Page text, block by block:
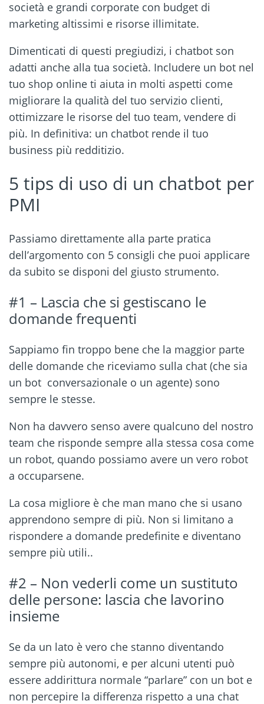
società e grandi corporate con budget di
marketing altissimi e risorse illimitate.
Dimenticati di questi pregiudizi, i chatbot son
adatti anche alla tua società. Includere un bot nel
tuo shop online ti aiuta in molti aspetti come
migliorare la qualità del tuo servizio clienti,
ottimizzare le risorse del tuo team, vendere di
più. In definitiva: un chatbot rende il tuo
business più redditizio.
5 tips di uso di un chatbot per
PMI
Passiamo direttamente alla parte pratica
dell’argomento con 5 consigli che puoi applicare
da subito se disponi del giusto strumento.
#1 – Lascia che si gestiscano le
domande frequenti
Sappiamo fin troppo bene che la maggior parte
delle domande che riceviamo sulla chat (che sia
un bot conversazionale o un agente) sono
sempre le stesse.
Non ha davvero senso avere qualcuno del nostro
team che risponde sempre alla stessa cosa come
un robot, quando possiamo avere un vero robot
a occuparsene.
La cosa migliore è che man mano che si usano
apprendono sempre di più. Non si limitano a
rispondere a domande predefinite e diventano
sempre più utili..
#2 – Non vederli come un sustituto
delle persone: lascia che lavorino
insieme
Se da un lato è vero che stanno diventando
sempre più autonomi, e per alcuni utenti può
essere addirittura normale “parlare” con un bot e
non percepire la differenza rispetto a una chat